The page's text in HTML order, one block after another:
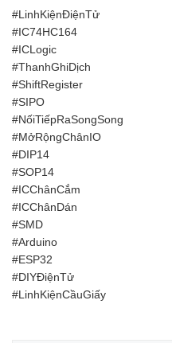
#LinhKiệnĐiệnTử
#IC74HC164
#ICLogic
#ThanhGhiDịch
#ShiftRegister
#SIPO
#NốiTiếpRaSongSong
#MởRộngChânIO
#DIP14
#SOP14
#ICChânCắm
#ICChânDán
#SMD
#Arduino
#ESP32
#DIYĐiệnTử
#LinhKiệnCầuGiấy